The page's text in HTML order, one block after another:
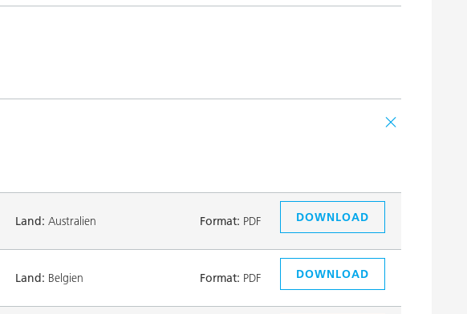
Land: Australien Format: PDF DOWNLOAD
Land: Belgien Format: PDF DOWNLOAD